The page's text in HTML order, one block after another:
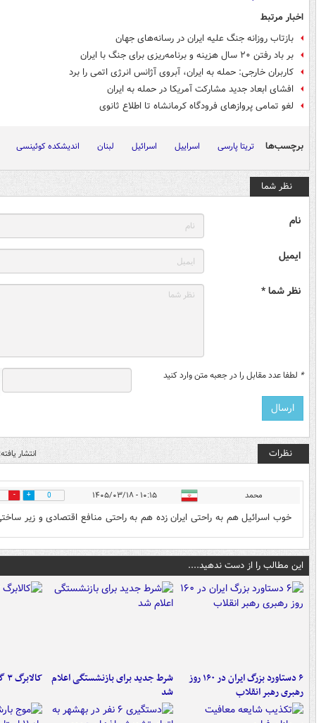
اخبار مرتبط
بازتاب روزانه جنگ علیه ایران در رسانه‌های جهان
بر باد رفتن ۲۰ سال هزینه و برنامه‌ریزی برای جنگ با ایران
کاربران خارجی: حمله به ایران، آبروی آژانس انرژی اتمی را برد
افشای ابعاد جدید مشارکت آمریکا در حمله به ایران
لغو تمامی پروازهای فرودگاه کرمانشاه تا اطلاع ثانوی
برچسب‌ها تریتا پارسی اسراییل اسرائیل لبنان اندیشکده کوئینسی
نظر شما
نام
ایمیل
نظر شما *
* لطفا عدد مقابل را در جعبه متن وارد کنید
نظرات انتشار یافته: 1
محمد ۱۰:۱۵ - ۱۴۰۵/۰۳/۱۸ 0
خوب اسرائیل هم به راحتی ایران زده هم به راحتی منافع اقتصادی و زیر
این مطالب را از دست ندهید....
۶ دستاورد بزرگ ایران در ۱۶۰ روز
رهبری رهبر انقلاب
شرط جدید برای بازنشستگی اعلام
شد
کالابرگ ۳ گروه شارژ شد